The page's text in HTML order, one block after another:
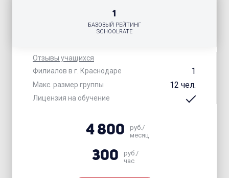
Отзывы учащихся
Филиалов в г. Краснодаре
1
Макс. размер группы 12 чел.
Лицензия на обучение
1
БАЗОВЫЙ РЕЙТИНГ
SCHOOLRATE
4 800
руб./
месяц
300
руб./
час